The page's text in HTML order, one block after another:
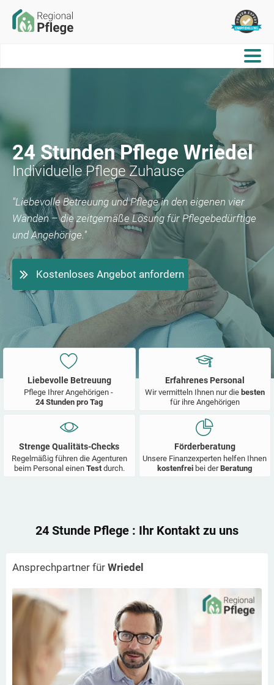
24 Stunden Pflege Wriedel
Individuelle Pflege Zuhause
"Liebevolle Betreuung und Pflege in den eigenen vier
Wänden – die zeitgemäße Lösung für Pflegebedürftige
und Angehörige."
Kostenloses Angebot anfordern
Liebevolle Betreuung
Pflege Ihrer Angehörigen -
24 Stunden pro Tag
Erfahrenes Personal
Wir vermitteln Ihnen nur die besten
für ihre Angehörigen
Strenge Qualitäts-Checks
Regelmäßig führen die Agenturen
beim Personal einen Test durch.
Förderberatung
Unsere Finanzexperten helfen Ihnen
kostenfrei bei derBeratung
24 Stunde Pflege : Ihr Kontakt zu uns
Ansprechpartner für Wriedel